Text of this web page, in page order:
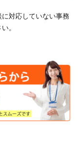
対応していない事務
。